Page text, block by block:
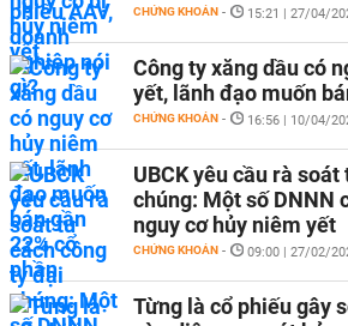
CHỨNG KHOÁN - 15:21 | 27/04/
Công ty xăng dầu có
yết, lãnh đạo muốn
CHỨNG KHOÁN - 16:56 | 10/04/
UBCK yêu cầu rà
chúng: Một số DNNN
nguy cơ hủy niêm yết
CHỨNG KHOÁN - 09:00 | 27/02/
Từng là cổ phiếu gây